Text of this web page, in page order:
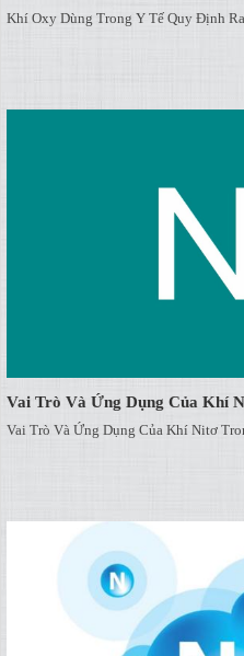
Khí Oxy Dùng Trong Y Tế Quy Định
Vai Trò Và Ứng Dụng Của Khí
Vai Trò Và Ứng Dụng Của Khí Nitơ